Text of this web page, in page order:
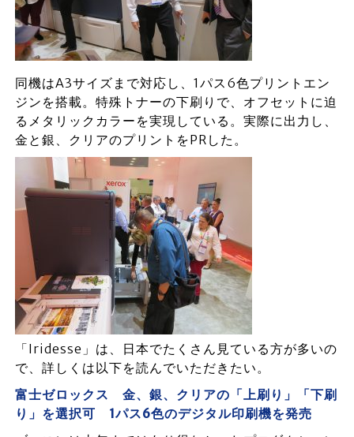
同機はA3サイズまで対応し、1パス6色プリントエン
ジンを搭載。特殊トナーの下刷りで、オフセットに迫
るメタリックカラーを実現している。実際に出力し、
金と銀、クリアのプリントをPRした。
「Iridesse」は、日本でたくさん見ている方が多いの
で、詳しくは以下を読んでいただきたい。
富士ゼロックス 金、銀、クリアの「上刷り」「下刷
り」を選択可 1パス6色のデジタル印刷機を発売